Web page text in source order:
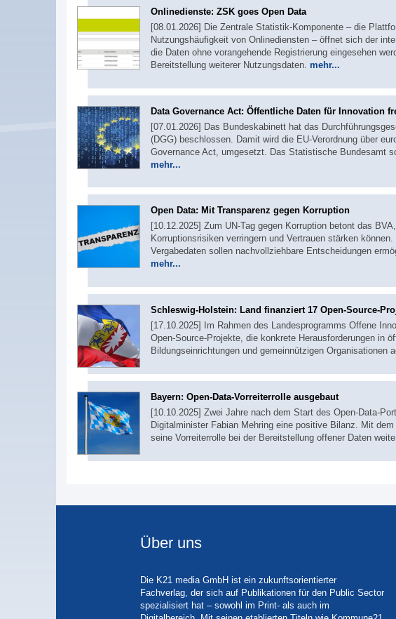
Onlinedienste: ZSK goes Open Data
[08.01.2026] Die Zentrale Statistik-Komponente – die
Nutzungshäufigkeit von Onlinediensten – öffnet sich der
die Daten ohne vorangehende Registrierung eingesehen
Bereitstellung weiterer Nutzungsdaten. mehr...
Data Governance Act: Öffentliche Daten für Innovation
[07.01.2026] Das Bundeskabinett hat das
(DGG) beschlossen. Damit wird die EU-Verordnung über
Governance Act, umgesetzt. Das Statistische Bundesamt
mehr...
Open Data: Mit Transparenz gegen Korruption
[10.12.2025] Zum UN-Tag gegen Korruption betont das
Korruptionsrisiken verringern und Vertrauen stärken
Vergabedaten sollen nachvollziehbare Entscheidungen
mehr...
Schleswig-Holstein: Land finanziert 17 Open-Source-
[17.10.2025] Im Rahmen des Landesprogramms Offene
Open-Source-Projekte, die konkrete Herausforderungen in
Bildungseinrichtungen und gemeinnützigen Organisationen
Bayern: Open-Data-Vorreiterrolle ausgebaut
[10.10.2025] Zwei Jahre nach dem Start des Open-Data-
Digitalminister Fabian Mehring eine positive Bilanz. Mit
seine Vorreiterrolle bei der Bereitstellung offener Daten
Über uns
Die K21 media GmbH ist ein zukunftsorientierter
Fachverlag, der sich auf Publikationen für den Public Sector
spezialisiert hat – sowohl im Print- als auch im